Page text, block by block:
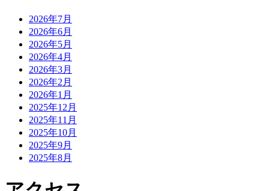
2026年7月
2026年6月
2026年5月
2026年4月
2026年3月
2026年2月
2026年1月
2025年12月
2025年11月
2025年10月
2025年9月
2025年8月